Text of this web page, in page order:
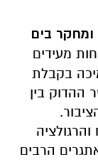
ומחקר בים
מעידים
בקבלת
ההדוק בין
הרבים